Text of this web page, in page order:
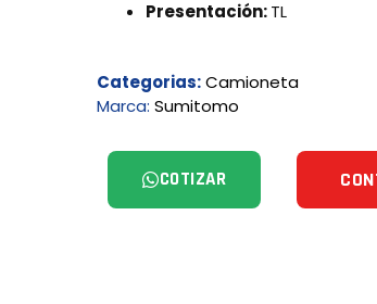
Presentación:TL
Categorias:Camioneta
Marca:Sumitomo
COTIZAR